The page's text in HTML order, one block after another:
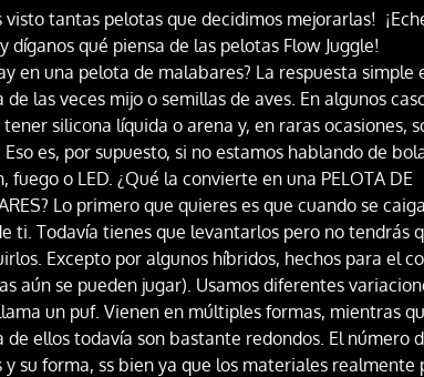
visto tantas pelotas que decidimos mejorarlas!
díganos qué piensa de las pelotas Flow Juggle!
en una pelota de malabares? La respuesta simple
de las veces mijo o semillas de aves. En algunos
tener silicona líquida o arena y, en raras ocasiones,
Eso es, por supuesto, si no estamos hablando de
fuego o LED. ¿Qué la convierte en una PELOTA DE
Lo primero que quieres es que cuando se
ti. Todavía tienes que levantarlos pero no tendrás
Excepto por algunos híbridos, hechos para el
aún se pueden jugar). Usamos diferentes
un puf. Vienen en múltiples formas, mientras
de ellos todavía son bastante redondos. El número
y su forma, ss bien ya que los materiales realmente